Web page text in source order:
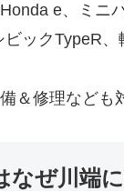
e、ミニ
ックTypeR
＆修理なども
なぜ川端